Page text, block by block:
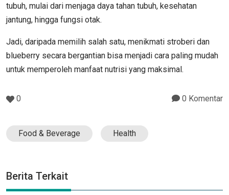
tubuh, mulai dari menjaga daya tahan tubuh, kesehatan
jantung, hingga fungsi otak.
Jadi, daripada memilih salah satu, menikmati stroberi dan
blueberry secara bergantian bisa menjadi cara paling mudah
untuk memperoleh manfaat nutrisi yang maksimal.
0 0 Komentar
Food & Beverage Health
Berita Terkait